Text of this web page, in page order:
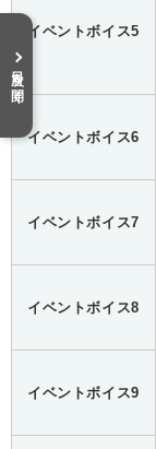
イベントボイス5
イベントボイス6
イベントボイス7
イベントボイス8
イベントボイス9
目次を開く